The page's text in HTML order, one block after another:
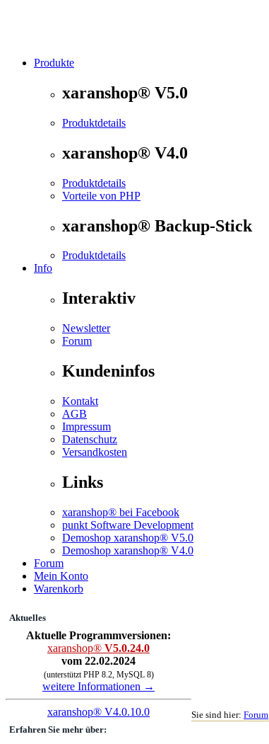
Produkte
xaranshop® V5.0
Produktdetails
xaranshop® V4.0
Produktdetails
Vorteile von PHP
xaranshop® Backup-Stick
Produktdetails
Info
Interaktiv
Newsletter
Forum
Kundeninfos
Kontakt
AGB
Impressum
Datenschutz
Versandkosten
Links
xaranshop® bei Facebook
punkt Software Development
Demoshop xaranshop® V5.0
Demoshop xaranshop® V4.0
Forum
Mein Konto
Warenkorb
Aktuelles
Aktuelle Programmversionen:
xaranshop® V5.0.24.0
vom 22.02.2024
(unterstützt PHP 8.2, MySQL 8)
weitere Informationen →
xaranshop® V4.0.10.0
Erfahren Sie mehr über:
Sie sind hier: Forum